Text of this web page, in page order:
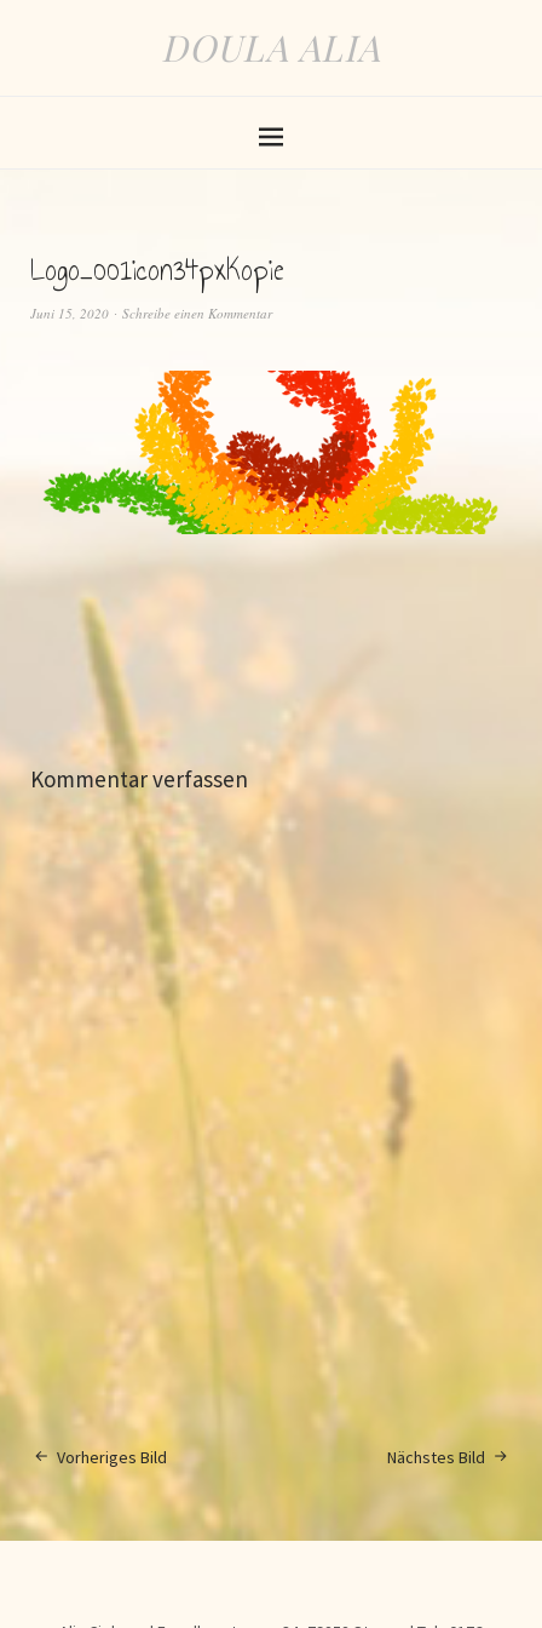
DOULA ALIA
Logo_001icon34pxKopie
Juni 15, 2020 Schreibe einen Kommentar
Kommentar verfassen
Nächstes Bild
Vorheriges Bild